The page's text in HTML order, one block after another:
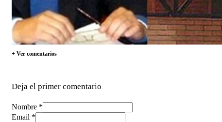
+ Ver comentarios
Deja el primer comentario
Nombre *
Email *